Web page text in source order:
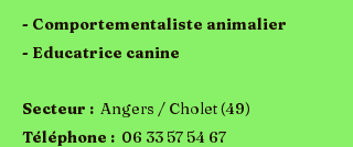
- Comportementaliste animalier
- Educatrice canine
Secteur : Angers / Cholet (49)
Téléphone : 06 33 57 54 67